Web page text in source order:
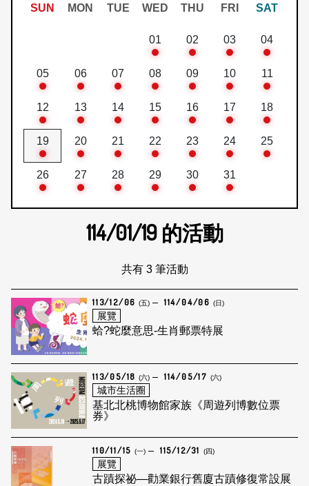
SUN MON TUE WED THU FRI SAT
01 02 03 04
05 06 07 08 09 10 11
12 13 14 15 16 17 18
19 20 21 22 23 24 25
26 27 28 29 30 31
114/01/19 的活動
共有 3 筆活動
113/12/06 (五) 114/04/06 (日)
展覽
蛤?蛇麼意思-生肖郵票特展
113/05/18 (六) 114/05/17 (六)
城市生活圈
基北北桃博物館家族《周遊列博數位票
券》
110/11/15 (一) 115/12/31 (四)
展覽
古蹟探祕—勸業銀行舊廈古蹟修復常設展